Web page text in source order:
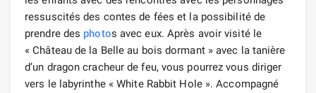
ressuscités des contes de fées et la possibilité de
prendre des photos avec eux. Après avoir visité le
« Château de la Belle au bois dormant » avec la tanière
d’un dragon cracheur de feu, vous pourrez vous diriger
vers le labyrinthe « White Rabbit Hole ». Accompagné